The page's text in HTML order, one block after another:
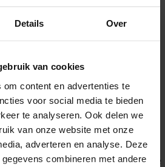
Details Over
van cookies
om content en advertenties te
voor social media te bieden
te analyseren. Ook delen we
van onze website met onze
adverteren en analyse. Deze
combineren met andere
side exception has occurred while
(see the browser console for more